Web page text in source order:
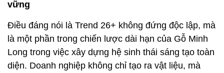
vững
Điều đáng nói là Trend 26+ không đứng độc lập, mà
là một phần trong chiến lược dài hạn của Gỗ Minh
Long trong việc xây dựng hệ sinh thái sáng tạo toàn
diện. Doanh nghiệp không chỉ tạo ra vật liệu, mà